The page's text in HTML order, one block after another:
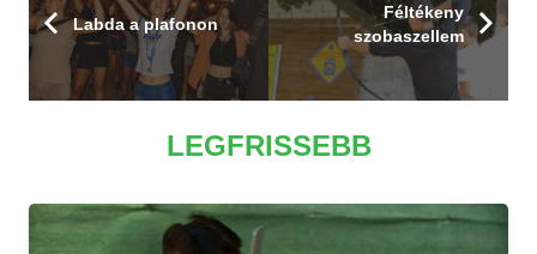
Labda a plafonon
Féltékeny
szobaszellem
LEGFRISSEBB